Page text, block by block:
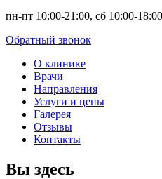
пн-пт 10:00-21:00, сб 10:00-
Обратный звонок
О клинике
Врачи
Направления
Услуги и цены
Галерея
Отзывы
Контакты
Вы здесь